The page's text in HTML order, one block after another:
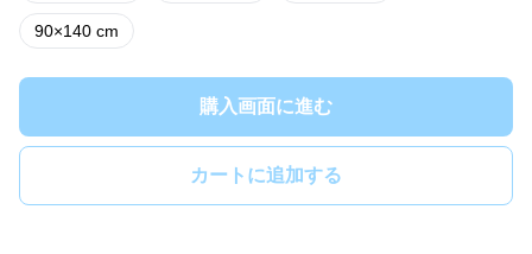
90×140 cm
購入画面に進む
カートに追加する